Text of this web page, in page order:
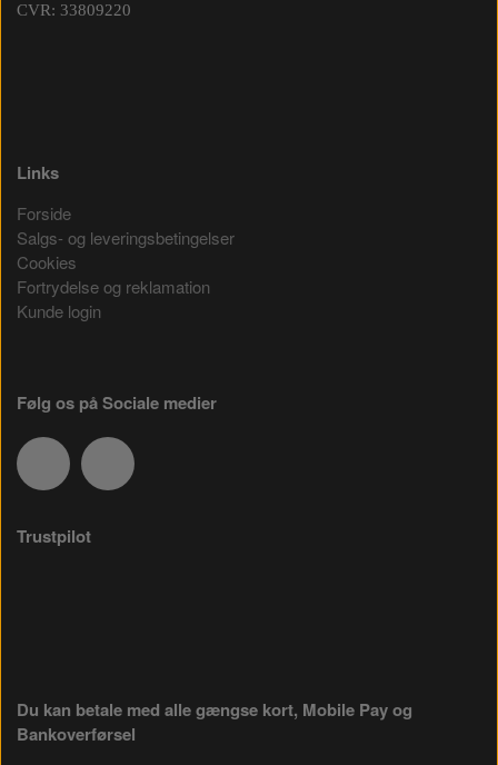
CVR: 33809220
Links
Forside
Salgs- og leveringsbetingelser
Cookies
Fortrydelse og reklamation
Kunde login
Følg os på Sociale medier
Trustpilot
Du kan betale med alle gængse kort, Mobile Pay og
Bankoverførsel